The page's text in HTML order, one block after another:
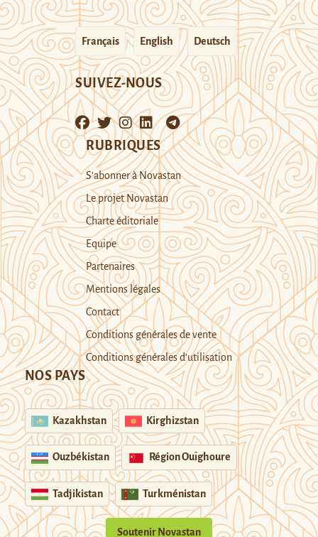
Français English Deutsch
SUIVEZ-NOUS
RUBRIQUES
S’abonner à Novastan
Le projet Novastan
Charte éditoriale
Equipe
Partenaires
Mentions légales
Contact
Conditions générales de vente
Conditions générales d’utilisation
NOS PAYS
Kazakhstan Kirghizstan
Ouzbékistan Région Ouïghoure
Tadjikistan Turkménistan
Soutenir Novastan